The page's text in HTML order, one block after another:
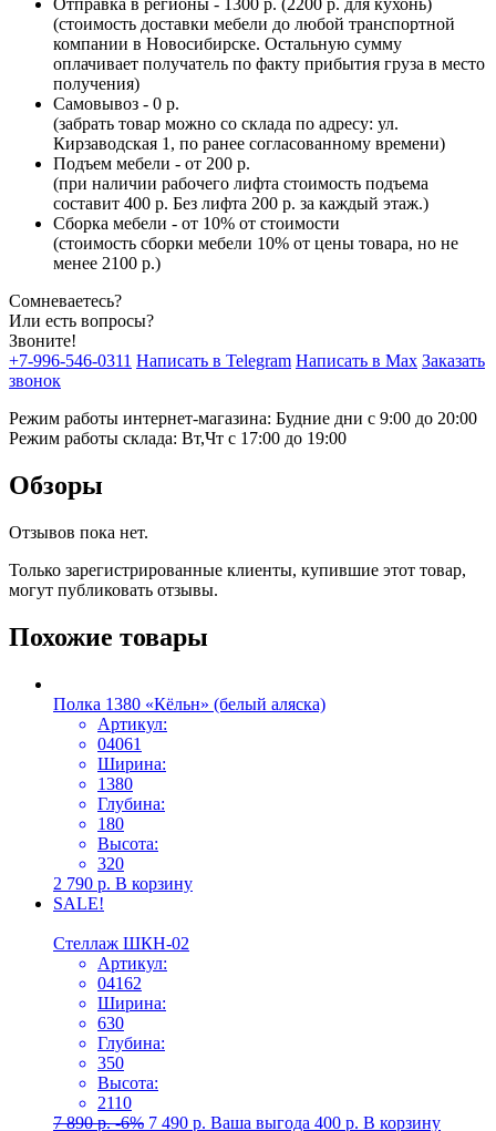
Отправка в регионы - 1300 р. (2200 р. для кухонь)
(стоимость доставки мебели до любой транспортной
компании в Новосибирске. Остальную сумму
оплачивает получатель по факту прибытия груза в место
получения)
Самовывоз - 0 р.
(забрать товар можно со склада по адресу: ул.
Кирзаводская 1, по ранее согласованному времени)
Подъем мебели - от 200 р.
(при наличии рабочего лифта стоимость подъема
составит 400 р. Без лифта 200 р. за каждый этаж.)
Сборка мебели - от 10% от стоимости
(стоимость сборки мебели 10% от цены товара, но не
менее 2100 р.)
Сомневаетесь?
Или есть вопросы?
Звоните!
+7-996-546-0311 Написать в Telegram Написать в Max Заказать
звонок
Режим работы интернет-магазина: Будние дни с 9:00 до 20:00
Режим работы склада: Вт,Чт с 17:00 до 19:00
Обзоры
Отзывов пока нет.
Только зарегистрированные клиенты, купившие этот товар,
могут публиковать отзывы.
Похожие товары
Полка 1380 «Кёльн» (белый аляска)
Артикул:
04061
Ширина:
1380
Глубина:
180
Высота:
320
2 790 р. В корзину
SALE!
Стеллаж ШКН-02
Артикул:
04162
Ширина:
630
Глубина:
350
Высота:
2110
7 890р. -6% 7 490 р. Ваша выгода 400 р. В корзину